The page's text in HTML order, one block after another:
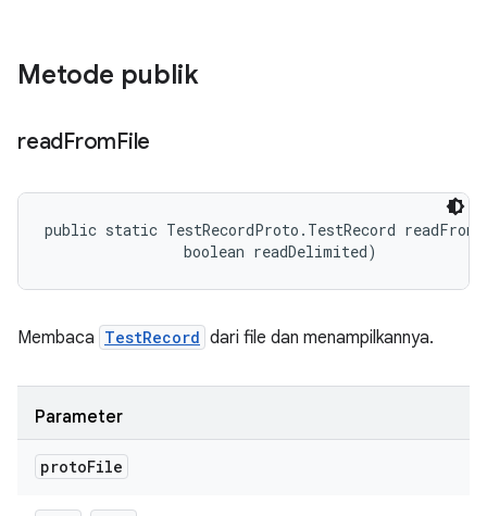
Metode publik
readFromFile
public static TestRecordProto.TestRecord
                boolean readDelimited)
Membaca TestRecord dari file dan menampilkannya.
Parameter
protoFile